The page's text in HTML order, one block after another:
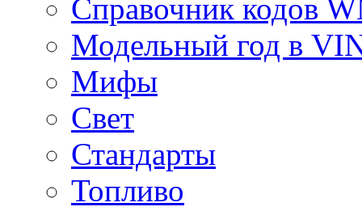
Справочник кодов
Модельный год в
Мифы
Свет
Стандарты
Топливо